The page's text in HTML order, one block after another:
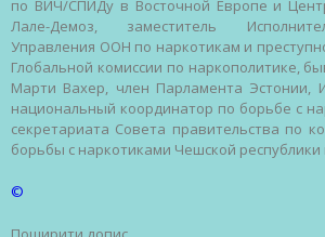
по ВИЧ/СПИДу в Восточной Европе и
Лале-Демоз, заместитель
Управления ООН по наркотикам и
Глобальной комиссии по наркополитике,
Марти Вахер, член Парламента Эстонии,
национальный координатор по борьбе с
секретариата Совета правительства по
борьбы с наркотиками Чешской республики
©